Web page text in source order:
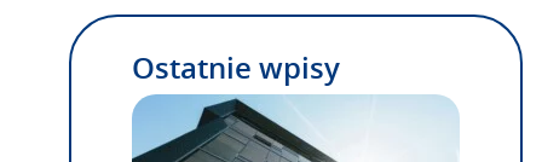
Ostatnie wpisy